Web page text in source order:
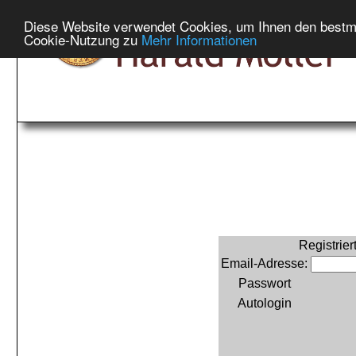
Diese Website verwendet Cookies, um Ihnen den
Cookie-Nutzung zu Mehr Informationen
Email-Adresse:
Passwort
Autologin